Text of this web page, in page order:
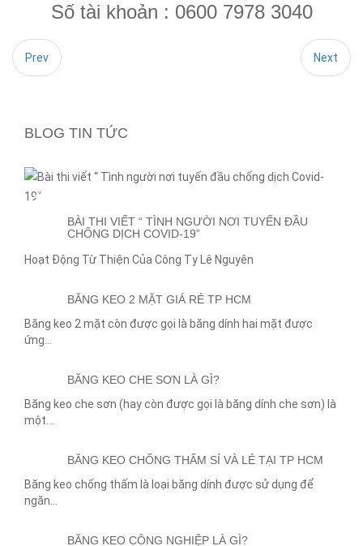
Số tài khoản : 0600 7978 3040
Prev Next
BLOG TIN TỨC
BÀI THI VIẾT “ TÌNH NGƯỜI NƠI TUYẾN ĐẦU
CHỐNG DỊCH COVID-19”
29
Hoạt Động Từ Thiện Của Công Ty Lê Nguyên
BĂNG KEO 2 MẶT GIÁ RẺ TP HCM
Băng keo 2 mặt còn được gọi là băng dính hai mặt được
ứng...
BĂNG KEO CHE SƠN LÀ GÌ?
13
Băng keo che sơn (hay còn được gọi là băng dính che sơn) là
một...
BĂNG KEO CHỐNG THẤM SỈ VÀ LẺ TẠI TP HCM
Băng keo chống thấm là loại băng dính được sử dụng để
ngăn...
BĂNG KEO CÔNG NGHIỆP LÀ GÌ?
13